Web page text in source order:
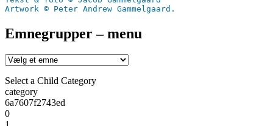
Artwork © Peter Andrew Gammelgaard.
Emnegrupper – menu
Select a Child Category
category
6a7607f2743ed
0